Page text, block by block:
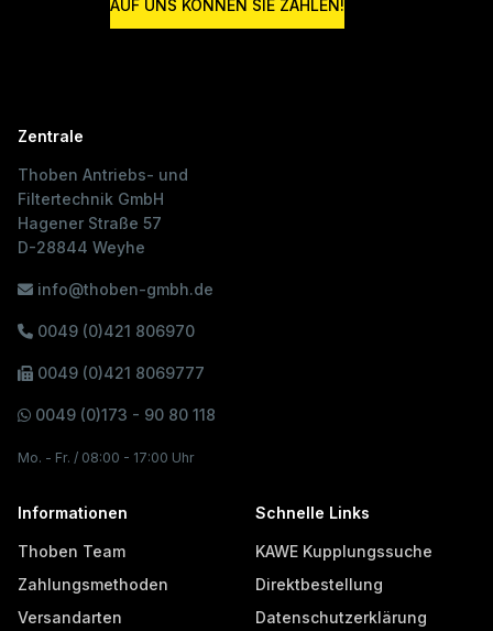
AUF UNS KÖNNEN SIE ZÄHLEN!
Zentrale
Thoben Antriebs- und
Filtertechnik GmbH
Hagener Straße 57
D-28844 Weyhe
info@thoben-gmbh.de
0049 (0)421 806970
0049 (0)421 8069777
0049 (0)173 - 90 80 118
Mo. - Fr. / 08:00 - 17:00 Uhr
Informationen
Thoben Team
Zahlungsmethoden
Versandarten
Schnelle Links
KAWE Kupplungssuche
Direktbestellung
Datenschutzerklärung